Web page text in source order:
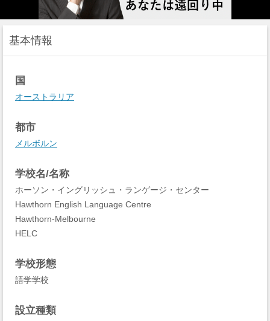
基本情報
国
オーストラリア
都市
メルボルン
学校名/名称
ホーソン・イングリッシュ・ランゲージ・センター
Hawthorn English Language Centre
Hawthorn-Melbourne
HELC
学校形態
語学学校
設立種類